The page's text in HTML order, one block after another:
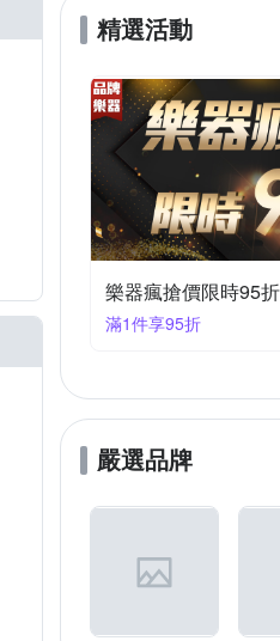
精選活動
樂器瘋搶價限時95折
滿1件享95折
嚴選品牌